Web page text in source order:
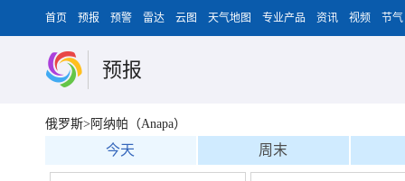
首页 预报 预警 雷达 云图 天气地图 专业产品 资讯 视频 节气
预报
俄罗斯>阿纳帕（Anapa）
今天 周末